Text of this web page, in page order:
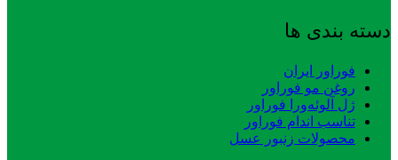
دسته بندی ها
فوراور ایران
روغن مو فوراور
ژل آلوئه‌ورا فوراور
تناسب اندام فوراور
محصولات زنبور عسل